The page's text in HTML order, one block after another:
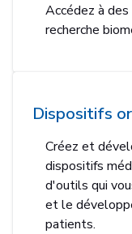
Accédez à
recherche
Dispositifs
Créez et
dispositifs
d'outils qui
et le
patients.